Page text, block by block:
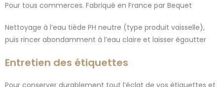
Pour tous commerces. Fabriqué en France par Bequet
Nettoyage à l’eau tiède PH neutre (type produit vaisselle),
puis rincer abondamment à l’eau claire et laisser égoutter
Entretien des étiquettes